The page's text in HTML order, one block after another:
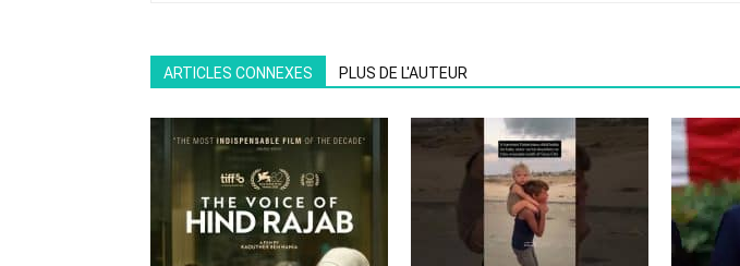
ARTICLES CONNEXES PLUS DE L'AUTEUR